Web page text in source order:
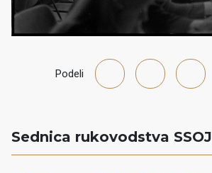
Podeli
Sednica rukovodstva SSOJ